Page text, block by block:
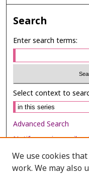
Search
Enter search terms:
Select context to
Advanced Search
Notify me via email or
Browse
We use cookies
work. We may also